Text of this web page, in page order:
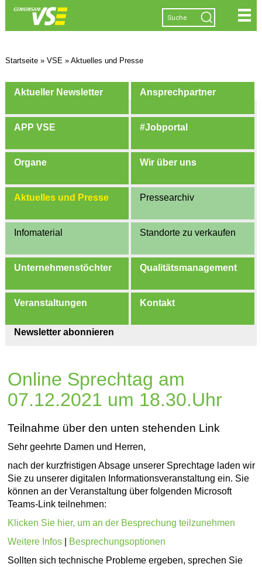
Startseite» VSE » Aktuelles und Presse
Aktueller Newsletter Ansprechpartner
APP VSE #Jobportal
Organe Wir über uns
Aktuelles und Presse Pressearchiv
Infomaterial Standorte zu verkaufen
Unternehmenstöchter Qualitätsmanagement
Veranstaltungen Kontakt
Newsletter abonnieren
Online Sprechtag am
07.12.2021 um 18.30.Uhr
Teilnahme über den unten stehenden Link
Sehr geehrte Damen und Herren,
nach der kurzfristigen Absage unserer Sprechtage laden wir
Sie zu unserer digitalen Informationsveranstaltung ein. Sie
können an der Veranstaltung über folgenden Microsoft
Teams-Link teilnehmen:
Klicken Sie hier, um an der Besprechung teilzunehmen
Weitere Infos
Besprechungsoptionen
Sollten sich technische Probleme ergeben, sprechen Sie